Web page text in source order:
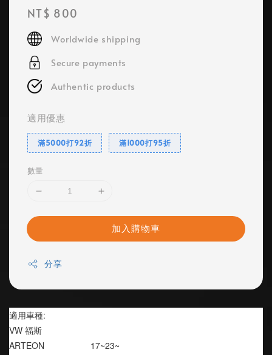
Regular
price
NT$ 800
Worldwide shipping
Secure payments
Authentic products
適用優惠
滿5000打92折 滿1000打95折
數量
加入購物車
分享
適用車種:
VW 福斯
ARTEON                   17~23~